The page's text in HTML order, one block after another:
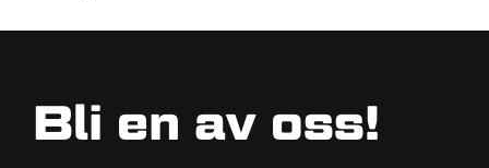
Bli en av oss!